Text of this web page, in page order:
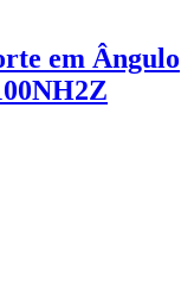
em Ângulo